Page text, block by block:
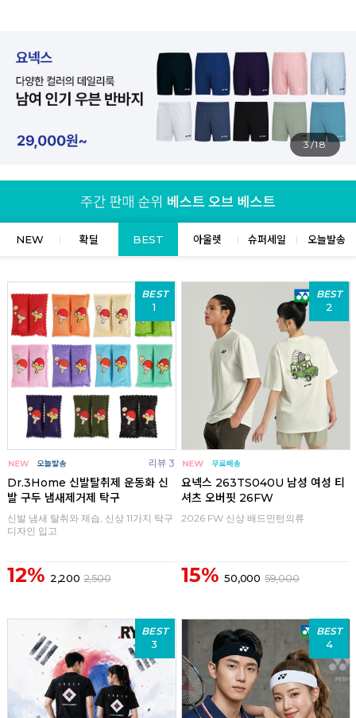
4/18
NEW 확딜 BEST 아울렛 슈퍼세일 오늘발송
BEST
1
리뷰 3
Dr.3Home 신발탈취제 운동화 신
발 구두 냄새제거제 탁구
신발 냄새 탈취와 제습, 신상 11가지 탁구
디자인 입고
12% 2,200 2,500
BEST
2
요넥스 263TS040U 남성 여성 티
셔츠 오버핏 26FW
2026 FW 신상 배드민턴의류
15% 50,000 59,000
BEST
3
BEST
4